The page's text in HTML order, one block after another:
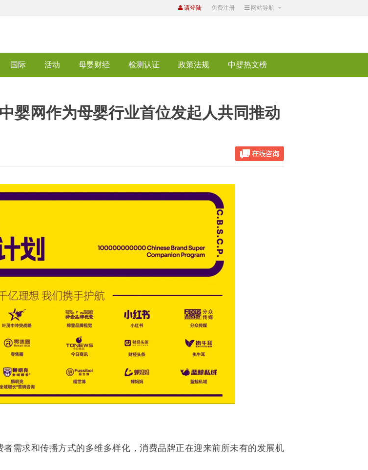
请登陆 免费注册 网站导航
国际 活动 母婴财经 检测认证 政策法规 中婴热文榜
婴网作为母婴行业首位发起人共同推动
求和传播方式的多维多样化，消费品牌正在迎来前所未有的发展机